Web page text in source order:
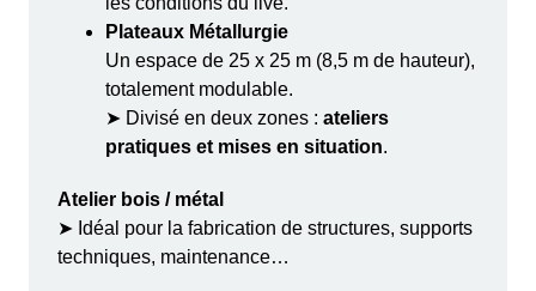
Plateaux Métallurgie
Un espace de 25 x 25 m (8,5 m de hauteur),
totalement modulable.
➤ Divisé en deux zones : ateliers
pratiques et mises en situation.
Atelier bois / métal
➤ Idéal pour la fabrication de structures, supports
techniques, maintenance…